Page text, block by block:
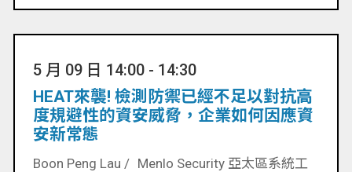
5 月 09 日 14:00 - 14:30
HEAT來襲! 檢測防禦已經不足以對抗高
度規避性的資安威脅，企業如何因應資
安新常態
Boon Peng Lau / Menlo Security 亞太區系統工